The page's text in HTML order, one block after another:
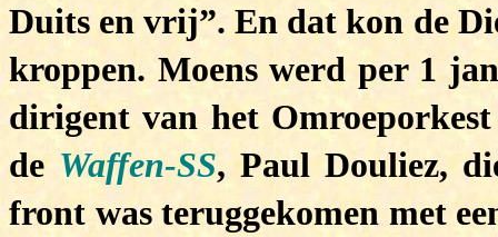
Duits en vrij”. En dat kon de
kroppen. Moens werd per 1
dirigent van het
de Waffen-SS, Paul Douliez,
front was teruggekomen met